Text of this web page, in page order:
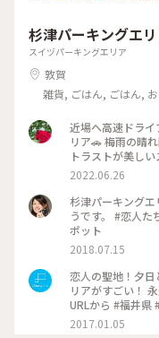
ん #バター #塩 #
杉津パーキングエリ
スイヅパーキングエリア
敦賀
雑貨, ごはん, ごはん,
近場へ高速ドラ
リア🚗 梅雨の晴
トラストが美し
暑さです💦💦
2022.06.26
杉津パーキング
うです。 #恋人た
ポット
2018.07.15
恋人の聖地！夕
リアがすごい！ 永遠の愛が誓える南京錠、ほしい♡ 詳しくは
URLから #福井県 #敦賀市 #わたしの街 #パワースポット #デー
ト #絶景 #海 #夕
2017.01.05